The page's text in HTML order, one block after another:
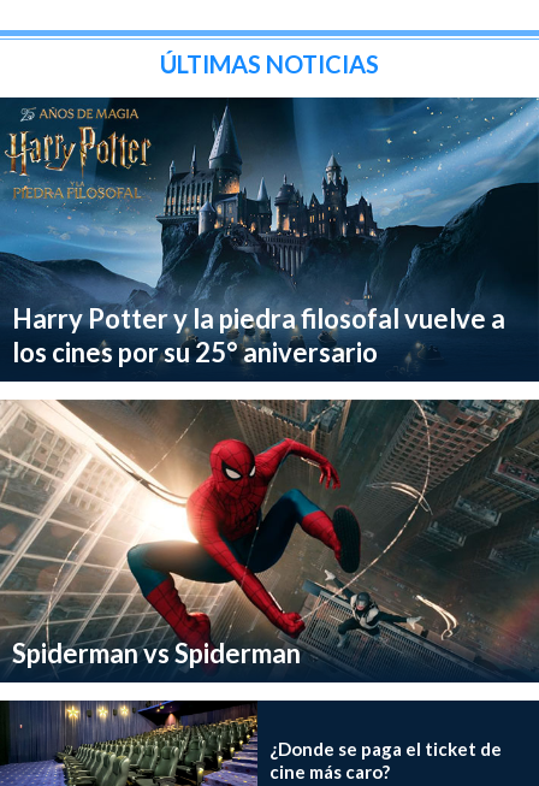
ÚLTIMAS NOTICIAS
Harry Potter y la piedra filosofal vuelve a
los cines por su 25° aniversario
Spiderman vs Spiderman
¿Donde se paga el ticket de
cine más caro?